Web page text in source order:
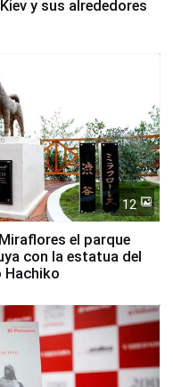
y sus alrededores
12
el parque
con la estatua del
Hachiko